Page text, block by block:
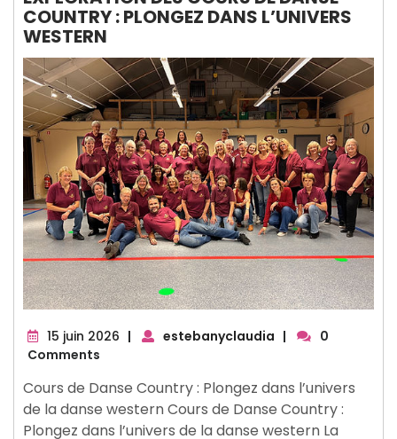
COUNTRY : PLONGEZ DANS L’UNIVERS
WESTERN
15 juin 2026 15| estebanyclaudia |
0
Comments
Cours de Danse Country : Plongez dans l’univers
de la danse western Cours de Danse Country :
Plongez dans l’univers de la danse western La